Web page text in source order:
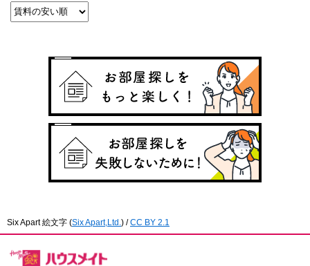
Six Apart 絵文字 (Six Apart,Ltd. ) /CC BY 2.1